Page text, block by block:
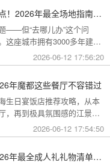
北京可以办生日会的地方大盘点！2026年最全场地指南，总有一款适合你
——但“去哪儿办”这个问
这座城市拥有3000多年建城
雅别致的胡同四合院，也有
统与现代的潮人打卡地。无
个充满童趣的生日，这篇
帮你找到答案！
2026-06-12 17:56:20
年魔都这些餐厅不容错过
生日宴饭店推荐攻略，从本
，再到极具氛围感的江景私
需求，相信一定能解决你的
2026-06-12 17:54:50
成人礼一般准备什么礼物？2026年最全成人礼礼物清单：父母、长辈、朋友一篇搞定